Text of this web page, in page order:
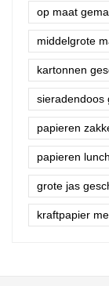
middelgrote
kartonnen
sieradendoos
papieren
papieren
grote jas
kraftpapier